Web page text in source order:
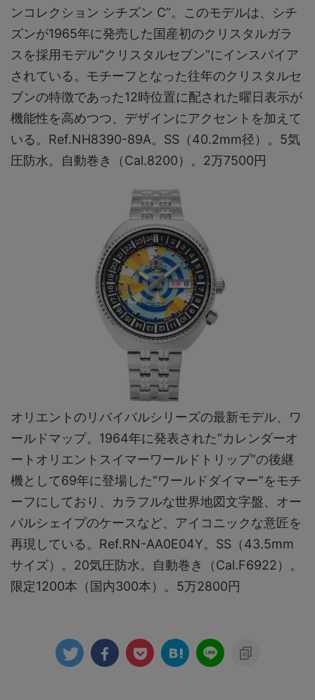
ンコレクション シチズン C”。このモデルは、シチ
ズンが1965年に発売した国産初のクリスタルガラ
スを採⽤モデル“クリスタルセブン”にインスパイア
されている。モチーフとなった往年のクリスタルセ
ブンの特徴であった12時位置に配された曜⽇表⽰が
機能性を高めつつ、デザインにアクセントを加えて
いる。Ref.NH8390-89A。SS（40.2mm径）。5気
圧防水。自動巻き（Cal.8200）。2万7500円
オリエントのリバイバルシリーズの最新モデル、ワ
ールドマップ。1964年に発表された“カレンダーオ
ートオリエントスイマーワールドトリップ”の後継
機として69年に登場した“ワールドダイマー”をモチ
ーフにしており、カラフルな世界地図文字盤、オー
バルシェイプのケースなど、アイコニックな意匠を
再現している。Ref.RN-AA0E04Y。SS（43.5mm
サイズ）。20気圧防水。自動巻き（Cal.F6922）。
限定1200本（国内300本）。5万2800円